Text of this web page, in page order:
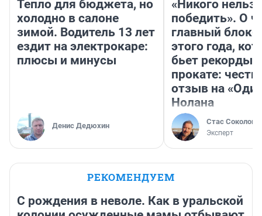
Тепло для бюджета, но
холодно в салоне
зимой. Водитель 13 лет
ездит на электрокаре:
плюсы и минусы
Денис Дедюхин
«Никого нельзя
победить». О
главный
этого года,
бьет рекорды в
прокате:
отзыв на
Нолана
Стас Соколов
Эксперт
РЕКОМЕНДУЕМ
С рождения в неволе. Как в уральской